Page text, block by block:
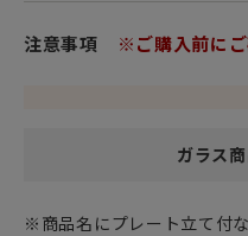
女性・男性にかかわらず、
頑張った自分へのご褒美と
注意事項 ※ご購入前に
ガラス
※商品名にプレート立て付